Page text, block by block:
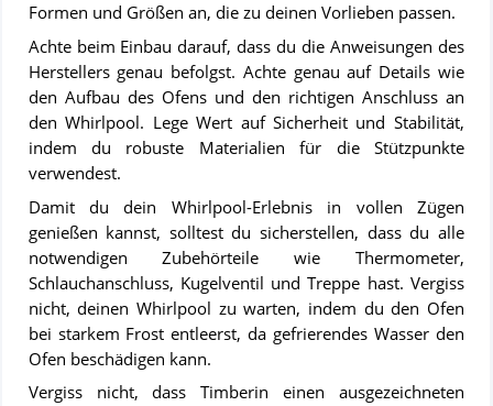
Formen und Größen an, die zu deinen Vorlieben passen.
Achte beim Einbau darauf, dass du die Anweisungen des
Herstellers genau befolgst. Achte genau auf Details wie
den Aufbau des Ofens und den richtigen Anschluss an
den Whirlpool. Lege Wert auf Sicherheit und Stabilität,
indem du robuste Materialien für die Stützpunkte
verwendest.
Damit du dein Whirlpool-Erlebnis in vollen Zügen
genießen kannst, solltest du sicherstellen, dass du alle
notwendigen Zubehörteile wie Thermometer,
Schlauchanschluss, Kugelventil und Treppe hast. Vergiss
nicht, deinen Whirlpool zu warten, indem du den Ofen
bei starkem Frost entleerst, da gefrierendes Wasser den
Ofen beschädigen kann.
Vergiss nicht, dass Timberin einen ausgezeichneten